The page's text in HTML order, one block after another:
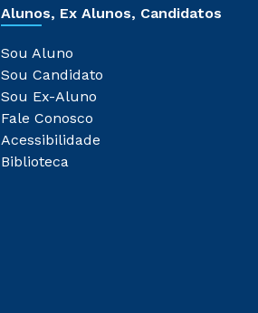
Alunos, Ex Alunos, Candidatos
Sou Aluno
Sou Candidato
Sou Ex-Aluno
Fale Conosco
Acessibilidade
Biblioteca